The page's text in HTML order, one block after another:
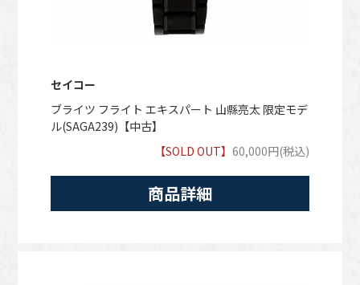
セイコー
ブライツ フライト エキスパート 山縣亮太 限定モデ
ル(SAGA239)【中古】
【SOLD OUT】60,000円(税込)
商品詳細